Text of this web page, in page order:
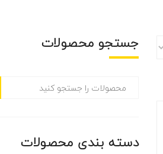
جستجو محصولات
دسته بندی محصولات